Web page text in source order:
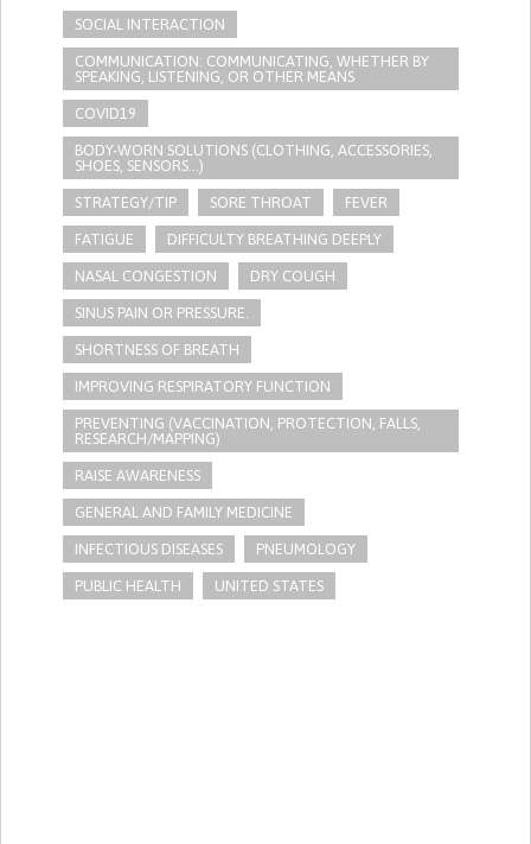
SOCIAL INTERACTION
COMMUNICATION: COMMUNICATING, WHETHER BY
SPEAKING, LISTENING, OR OTHER MEANS
COVID19
BODY-WORN SOLUTIONS (CLOTHING, ACCESSORIES,
SHOES, SENSORS...)
STRATEGY/TIP​ SORE THROAT FEVER
FATIGUE DIFFICULTY BREATHING DEEPLY
NASAL CONGESTION DRY COUGH
SINUS PAIN OR PRESSURE.
SHORTNESS OF BREATH
IMPROVING RESPIRATORY FUNCTION
PREVENTING (VACCINATION, PROTECTION, FALLS,
RESEARCH/MAPPING)
RAISE AWARENESS
GENERAL AND FAMILY MEDICINE
INFECTIOUS DISEASES PNEUMOLOGY
PUBLIC HEALTH UNITED STATES